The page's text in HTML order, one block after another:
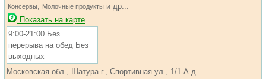
Консервы, Молочные продукты и др...
Показать на карте
9:00-21:00 Без
перерыва на обед Без
выходных
Московская обл., Шатура г., Спортивная ул., 1/1-А д.